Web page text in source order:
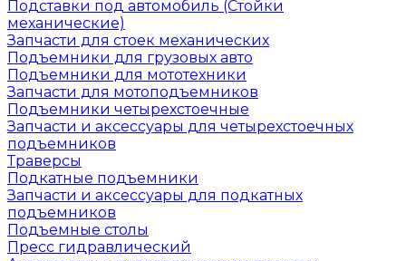
Подставки под автомобиль (Стойки
механические)
Запчасти для стоек механических
Подъемники для грузовых авто
Подъемники для мототехники
Запчасти для мотоподъемников
Подъемники четырехстоечные
Запчасти и аксессуары для четырехстоечных
подъемников
Траверсы
Подкатные подъемники
Запчасти и аксессуары для подкатных
подъемников
Подъемные столы
Пресс гидравлический